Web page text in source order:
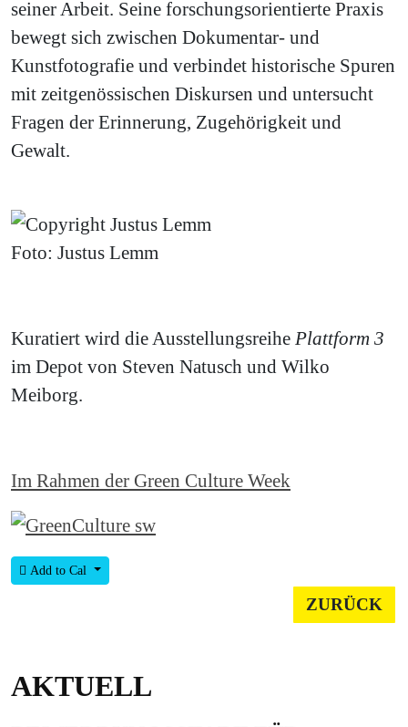
seiner Arbeit. Seine forschungsorientierte Praxis
bewegt sich zwischen Dokumentar- und
Kunstfotografie und verbindet historische Spuren
mit zeitgenössischen Diskursen und untersucht
Fragen der Erinnerung, Zugehörigkeit und
Gewalt.
Foto: Justus Lemm
Kuratiert wird die Ausstellungsreihe Plattform 3
im Depot von Steven Natusch und Wilko
Meiborg.
Im Rahmen der Green Culture Week
Add to Cal
ZURÜCK
AKTUELL